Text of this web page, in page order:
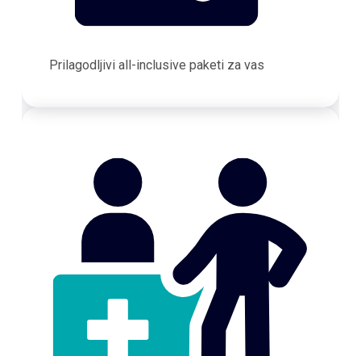
Prilagodljivi all-inclusive paketi za vas